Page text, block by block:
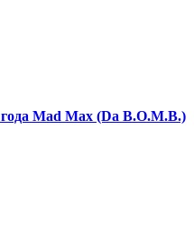
Mad Max (Da B.O.M.B.)